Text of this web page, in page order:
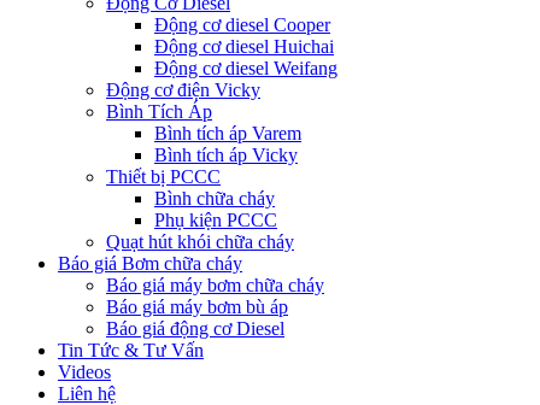
Động cơ diesel Cooper
Động cơ diesel Huichai
Động cơ diesel Weifang
Động cơ điện Vicky
Bình Tích Áp
Bình tích áp Varem
Bình tích áp Vicky
Thiết bị PCCC
Bình chữa cháy
Phụ kiện PCCC
Quạt hút khói chữa cháy
Báo giá Bơm chữa cháy
Báo giá máy bơm chữa cháy
Báo giá máy bơm bù áp
Báo giá động cơ Diesel
Tin Tức & Tư Vấn
Videos
Liên hệ